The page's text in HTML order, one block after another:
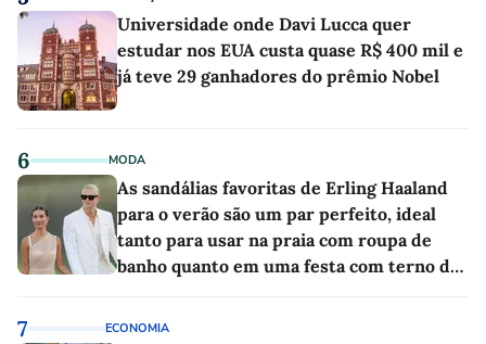
Universidade onde Davi Lucca quer
estudar nos EUA custa quase R$ 400 mil e
já teve 29 ganhadores do prêmio Nobel
6 MODA
As sandálias favoritas de Erling Haaland
para o verão são um par perfeito, ideal
tanto para usar na praia com roupa de
banho quanto em uma festa com terno de
7 ECONOMIA